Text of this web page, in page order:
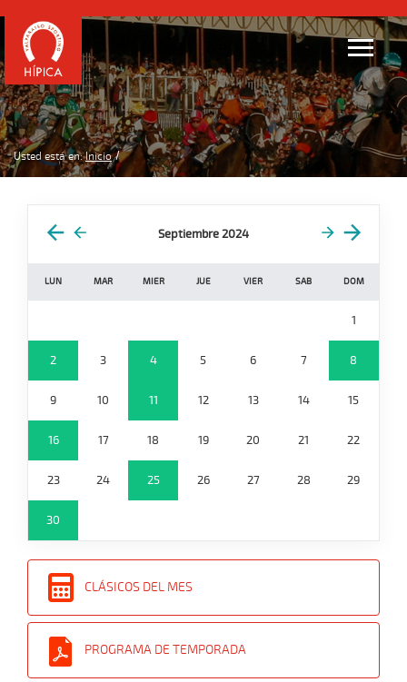
Usted está en: Inicio
Septiembre 2024
LUN MAR MIER JUE VIER SAB DOM
1
2 3 4 5 6 7 8
9 10 11 12 13 14 15
16 17 18 19 20 21 22
23 24 25 26 27 28 29
30
CLÁSICOS DEL MES
PROGRAMA DE TEMPORADA